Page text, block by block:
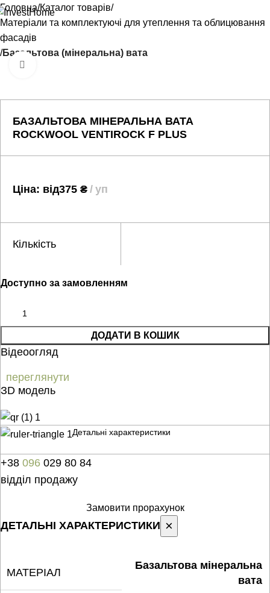
Головна Каталог товарів
Матеріали та комплектуючі для утеплення та облицювання
фасадів
Базальтова (мінеральна) вата
БАЗАЛЬТОВА МІНЕРАЛЬНА ВАТА
ROCKWOOL VENTIROCK F PLUS
Ціна: від375 ₴ уп
Кількість
Доступно за замовленням
ДОДАТИ В КОШИК
Відеоогляд
переглянути
ЗD модель
Детальні характеристики
+38 096 029 80 84
відділ продажу
Замовити прорахунок
ДЕТАЛЬНІ ХАРАКТЕРИСТИКИ ×
МАТЕРІАЛ
Базальтова мінеральна
вата